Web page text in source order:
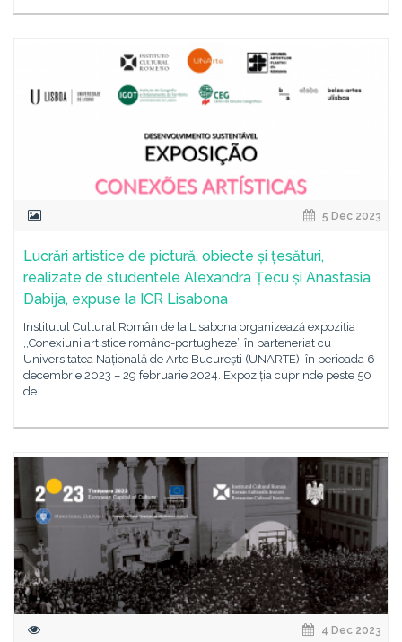
5 Dec 2023
Lucrări artistice de pictură, obiecte și țesături,
realizate de studentele Alexandra Țecu și Anastasia
Dabija, expuse la ICR Lisabona
Institutul Cultural Român de la Lisabona organizează expoziția
,,Conexiuni artistice româno-portugheze” în parteneriat cu
Universitatea Națională de Arte București (UNARTE), în perioada 6
decembrie 2023 – 29 februarie 2024. Expoziția cuprinde peste 50
de
4 Dec 2023